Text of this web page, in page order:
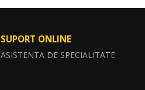
SUPORT ONLINE
ASISTENTA DE SPECIALITATE